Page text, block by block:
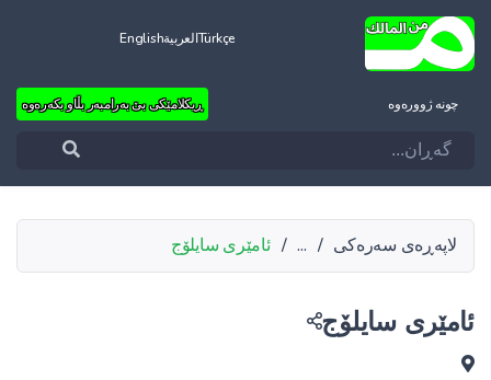
TürkçeالعربيةEnglish
چونه‌ ژووره‌وه‌ ڕیکلامێکی بێ بەرامبەر بڵاو بکەرەوە
لاپەڕەی سەرەکی /
...
/ ئامێری سایلۆج
ئامێری سایلۆج